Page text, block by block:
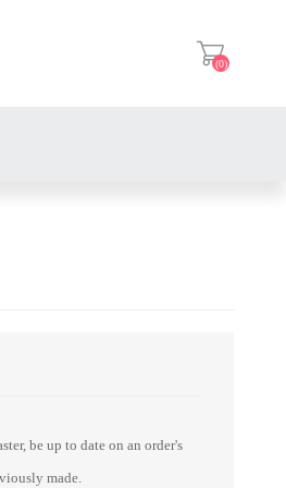
(0)
be up to date on an order's
made.